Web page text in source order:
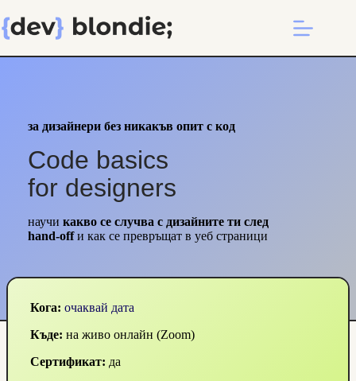
to
content
за дизайнери без никакъв опит с код
Code basics
for designers
научи какво се случва с дизайните ти след
hand-offи как се превръщат в уеб страници
Кога: очаквай дата
Къде: на живо онлайн (Zoom)
Сертификат: да